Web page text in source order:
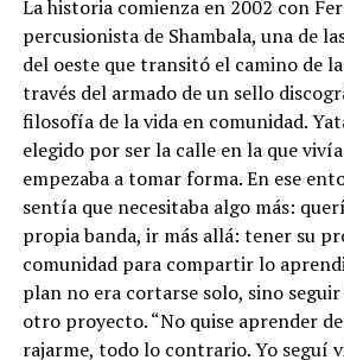
La historia comienza en 2002 con
percusionista de Shambala, una de
del oeste que transitó el camino de
través del armado de un sello
filosofía de la vida en comunidad.
elegido por ser la calle en la que
empezaba a tomar forma. En ese
sentía que necesitaba algo más:
propia banda, ir más allá: tener su
comunidad para compartir lo
plan no era cortarse solo, sino
otro proyecto. “No quise aprender
rajarme, todo lo contrario. Yo seguí